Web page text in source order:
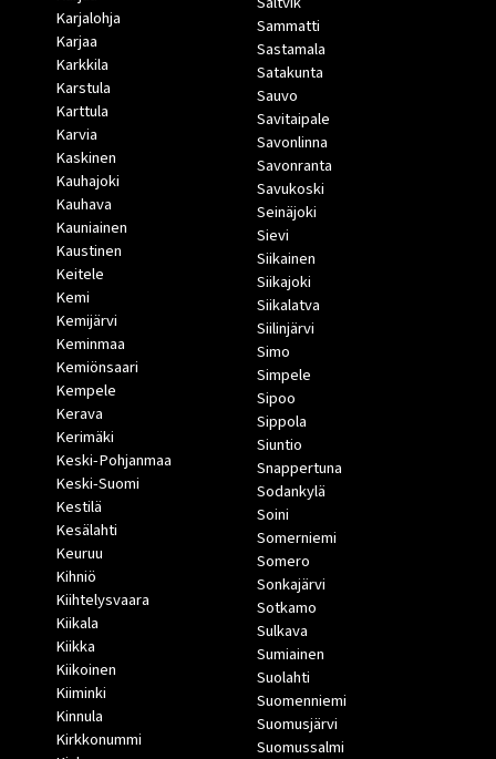
Karjalohja
Karjaa
Karkkila
Karstula
Karttula
Karvia
Kaskinen
Kauhajoki
Kauhava
Kauniainen
Kaustinen
Keitele
Kemi
Kemijärvi
Keminmaa
Kemiönsaari
Kempele
Kerava
Kerimäki
Keski-Pohjanmaa
Keski-Suomi
Kestilä
Kesälahti
Keuruu
Kihniö
Kiihtelysvaara
Kiikala
Kiikka
Kiikoinen
Kiiminki
Kinnula
Kirkkonummi
Sammatti
Sastamala
Satakunta
Sauvo
Savitaipale
Savonlinna
Savonranta
Savukoski
Seinäjoki
Sievi
Siikainen
Siikajoki
Siikalatva
Siilinjärvi
Simo
Simpele
Sipoo
Sippola
Siuntio
Snappertuna
Sodankylä
Soini
Somerniemi
Somero
Sonkajärvi
Sotkamo
Sulkava
Sumiainen
Suolahti
Suomenniemi
Suomusjärvi
Suomussalmi